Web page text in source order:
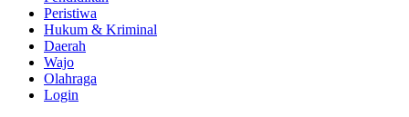
Peristiwa
Hukum & Kriminal
Daerah
Wajo
Olahraga
Login